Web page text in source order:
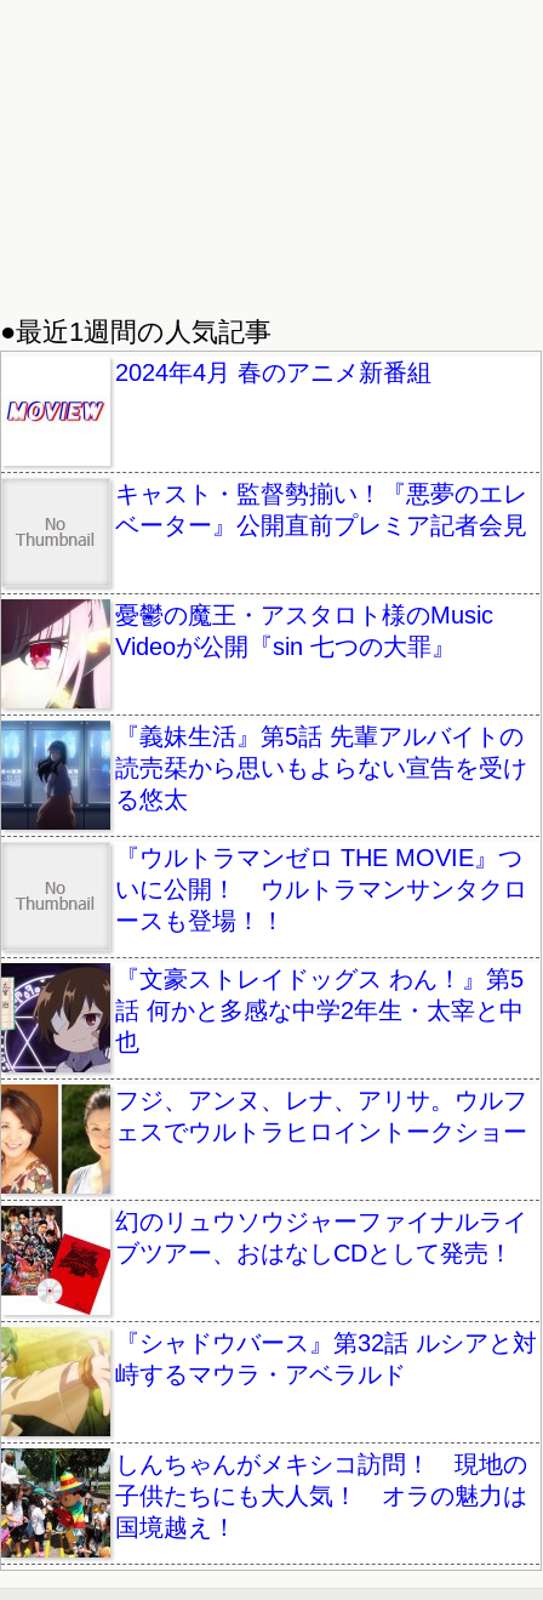
●最近1週間の人気記事
2024年4月 春のアニメ新番組
キャスト・監督勢揃い！『悪夢のエレ
ベーター』公開直前プレミア記者会見
憂鬱の魔王・アスタロト様のMusic
Videoが公開『sin 七つの大罪』
『義妹生活』第5話 先輩アルバイトの
読売栞から思いもよらない宣告を受け
る悠太
『ウルトラマンゼロ THE MOVIE』つ
いに公開！ ウルトラマンサンタクロ
ースも登場！！
『文豪ストレイドッグス わん！』第5
話 何かと多感な中学2年生・太宰と中
也
フジ、アンヌ、レナ、アリサ。ウルフ
ェスでウルトラヒロイントークショー
幻のリュウソウジャーファイナルライ
ブツアー、おはなしCDとして発売！
『シャドウバース』第32話 ルシアと対
峙するマウラ・アベラルド
しんちゃんがメキシコ訪問！ 現地の
子供たちにも大人気！ オラの魅力は
国境越え！